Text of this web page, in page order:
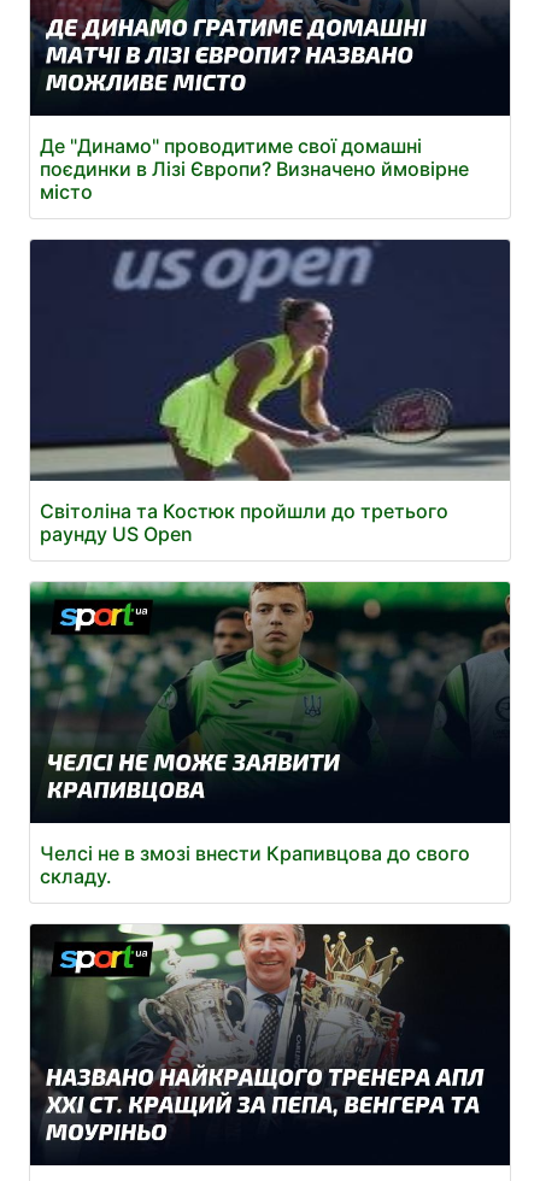
Де "Динамо" проводитиме свої домашні
поєдинки в Лізі Європи? Визначено ймовірне
місто
Світоліна та Костюк пройшли до третього
раунду US Open
Челсі не в змозі внести Крапивцова до свого
складу.